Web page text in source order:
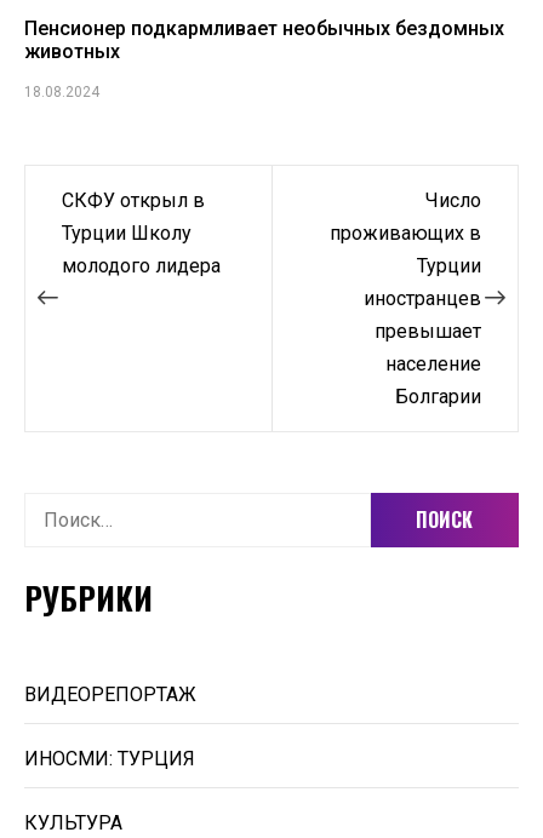
Пенсионер подкармливает необычных бездомных
животных
18.08.2024
Навигация
записям
СКФУ открыл в
Турции Школу
молодого лидера
Число
проживающих в
Турции
иностранцев
превышает
население
Болгарии
Найти:
РУБРИКИ
ВИДЕОРЕПОРТАЖ
ИНОСМИ: ТУРЦИЯ
КУЛЬТУРА